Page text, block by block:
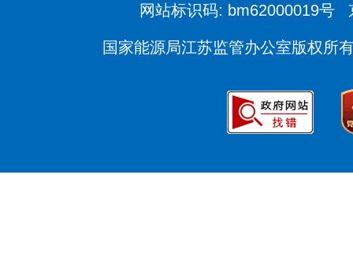
网站标识码: bm62000019号
国家能源局江苏监管办公室版权所